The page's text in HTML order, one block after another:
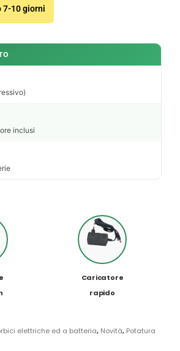
7-10 giorni
inclusi
Caricatore
rapido
elettriche ed a batteria, Novità, Potatura